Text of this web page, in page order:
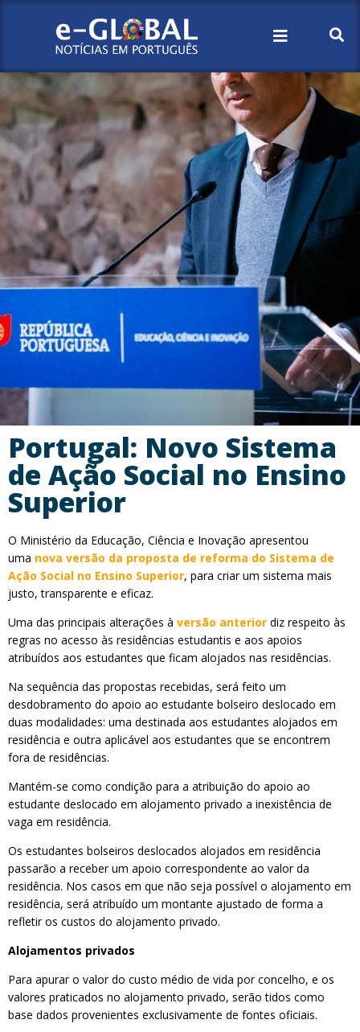
Portugal: Novo Sistema
de Ação Social no Ensino
Superior
O Ministério da Educação, Ciência e Inovação apresentou
uma nova versão da proposta de reforma do Sistema de
Ação Social no Ensino Superior, para criar um sistema mais
justo, transparente e eficaz.
Uma das principais alterações à versão anterior diz respeito às
regras no acesso às residências estudantis e aos apoios
atribuídos aos estudantes que ficam alojados nas residências.
Na sequência das propostas recebidas, será feito um
desdobramento do apoio ao estudante bolseiro deslocado em
duas modalidades: uma destinada aos estudantes alojados em
residência e outra aplicável aos estudantes que se encontrem
fora de residências.
Mantém-se como condição para a atribuição do apoio ao
estudante deslocado em alojamento privado a inexistência de
vaga em residência.
Os estudantes bolseiros deslocados alojados em residência
passarão a receber um apoio correspondente ao valor da
residência. Nos casos em que não seja possível o alojamento em
residência, será atribuído um montante ajustado de forma a
refletir os custos do alojamento privado.
Alojamentos privados
Para apurar o valor do custo médio de vida por concelho, e os
valores praticados no alojamento privado, serão tidos como
base dados provenientes exclusivamente de fontes oficiais.